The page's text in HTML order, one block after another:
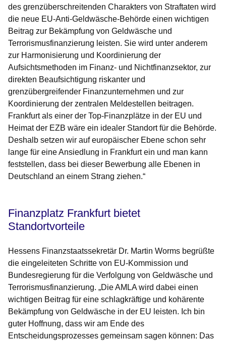
des grenzüberschreitenden Charakters von Straftaten wird
die neue EU-Anti-Geldwäsche-Behörde einen wichtigen
Beitrag zur Bekämpfung von Geldwäsche und
Terrorismusfinanzierung leisten. Sie wird unter anderem
zur Harmonisierung und Koordinierung der
Aufsichtsmethoden im Finanz- und Nichtfinanzsektor, zur
direkten Beaufsichtigung riskanter und
grenzübergreifender Finanzunternehmen und zur
Koordinierung der zentralen Meldestellen beitragen.
Frankfurt als einer der Top-Finanzplätze in der EU und
Heimat der EZB wäre ein idealer Standort für die Behörde.
Deshalb setzen wir auf europäischer Ebene schon sehr
lange für eine Ansiedlung in Frankfurt ein und man kann
feststellen, dass bei dieser Bewerbung alle Ebenen in
Deutschland an einem Strang ziehen.“
Finanzplatz Frankfurt bietet
Standortvorteile
Hessens Finanzstaatssekretär Dr. Martin Worms begrüßte
die eingeleiteten Schritte von EU-Kommission und
Bundesregierung für die Verfolgung von Geldwäsche und
Terrorismusfinanzierung. „Die AMLA wird dabei einen
wichtigen Beitrag für eine schlagkräftige und kohärente
Bekämpfung von Geldwäsche in der EU leisten. Ich bin
guter Hoffnung, dass wir am Ende des
Entscheidungsprozesses gemeinsam sagen können: Das